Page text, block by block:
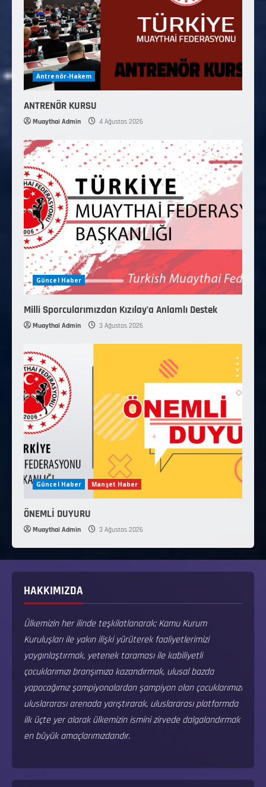
Antrenör-Hakem
ANTRENÖR KURSU
Muaythai Admin 4 Ağustos 2026
Güncel Haber
Milli Sporcularımızdan Kızılay’a Anlamlı Destek
Muaythai Admin 3 Ağustos 2026
Güncel Haber Manşet Haber
ÖNEMLİ DUYURU
Muaythai Admin 3 Ağustos 2026
HAKKIMIZDA
Ülkemizin her ilinde teşkilatlanarak; Kamu Kurum
Kuruluşları ile yakın ilişki yürüterek faaliyetlerimizi
yaygınlaştırmak, yetenek taraması ile kabiliyetli
çocuklarımızı branşımıza kazandırmak, ulusal bazda
yapacağımız şampiyonalardan şampiyon olan çocuklarımızı
uluslararası arenada yarıştırarak, uluslararası platformda
ilk üçte yer alarak ülkemizin ismini zirvede dalgalandırmak
en büyük amaçlarımızdandır.